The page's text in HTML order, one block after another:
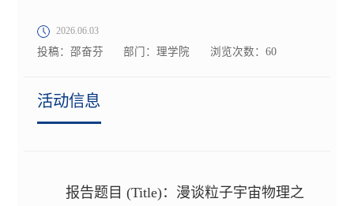
2026.06.03
投稿：邵奋芬 部门：理学院 浏览次数： 60
活动信息
报告题目 (Title)：漫谈粒子宇宙物理之